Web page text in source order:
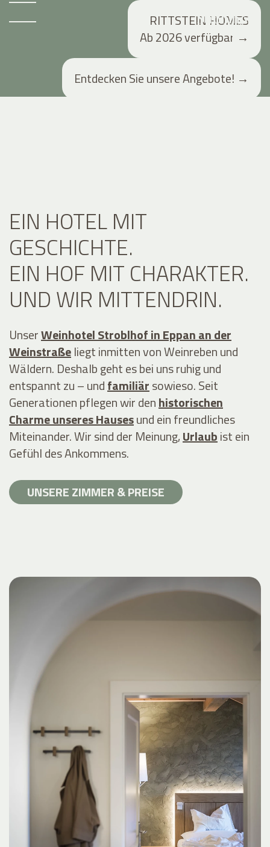
RITTSTEIN HOMES
Ab 2026 verfügbar →
Entdecken Sie unsere Angebote! →
EIN HOTEL MIT
GESCHICHTE.
EIN HOF MIT CHARAKTER.
UND WIR MITTENDRIN.
UnserWeinhotel Stroblhof in Eppan an der
Weinstraßeliegt inmitten von Weinreben und
Wäldern. Deshalb geht es bei uns ruhig und
entspannt zu – undfamiliärsowieso. Seit
Generationen pflegen wir denhistorischen
Charme unseres Hausesund ein freundliches
Miteinander. Wir sind der Meinung,Urlaubist ein
Gefühl des Ankommens.
UNSERE ZIMMER & PREISE